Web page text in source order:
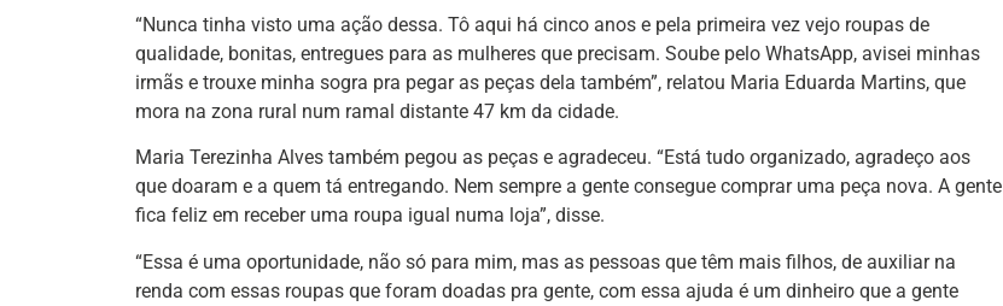
“Nunca tinha visto uma ação dessa. Tô aqui há cinco anos e pela primeira vez vejo roupas de
qualidade, bonitas, entregues para as mulheres que precisam. Soube pelo WhatsApp, avisei minhas
irmãs e trouxe minha sogra pra pegar as peças dela também”, relatou Maria Eduarda Martins, que
mora na zona rural num ramal distante 47 km da cidade.
Maria Terezinha Alves também pegou as peças e agradeceu. “Está tudo organizado, agradeço aos
que doaram e a quem tá entregando. Nem sempre a gente consegue comprar uma peça nova. A gente
fica feliz em receber uma roupa igual numa loja”, disse.
“Essa é uma oportunidade, não só para mim, mas as pessoas que têm mais filhos, de auxiliar na
renda com essas roupas que foram doadas pra gente, com essa ajuda é um dinheiro que a gente